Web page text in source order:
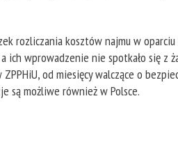
rozliczania kosztów najmu w
ich wprowadzenie nie spotkało się z
od miesięcy walczące o
są możliwe również w Polsce.